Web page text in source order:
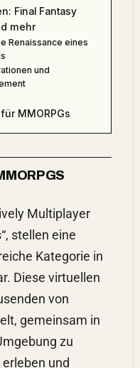
Final Fantasy
mehr
Renaissance eines
und
MMORPGs
stellen eine
Kategorie in
Diese virtuellen
von
gemeinsam in
zu
und